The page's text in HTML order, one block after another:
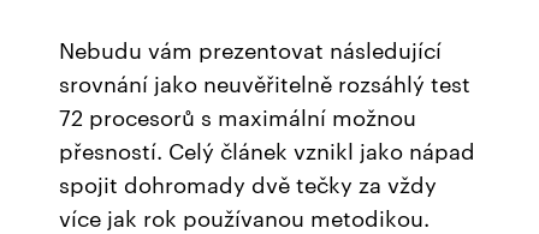
Nebudu vám prezentovat následující
srovnání jako neuvěřitelně rozsáhlý test
72 procesorů s maximální možnou
přesností. Celý článek vznikl jako nápad
spojit dohromady dvě tečky za vždy
více jak rok používanou metodikou.